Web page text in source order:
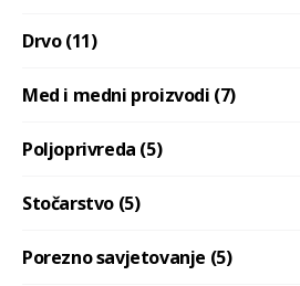
Drvo (11)
Med i medni proizvodi (7)
Poljoprivreda (5)
Stočarstvo (5)
Porezno savjetovanje (5)